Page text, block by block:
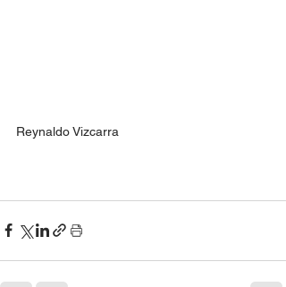
Reynaldo Vizcarra